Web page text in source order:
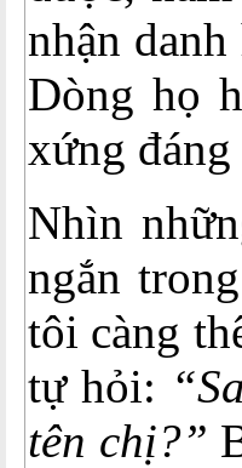
nhận
Dòng họ
xứng
Nhìn
ngắn
tôi càng
tự hỏi:
tên chị?”